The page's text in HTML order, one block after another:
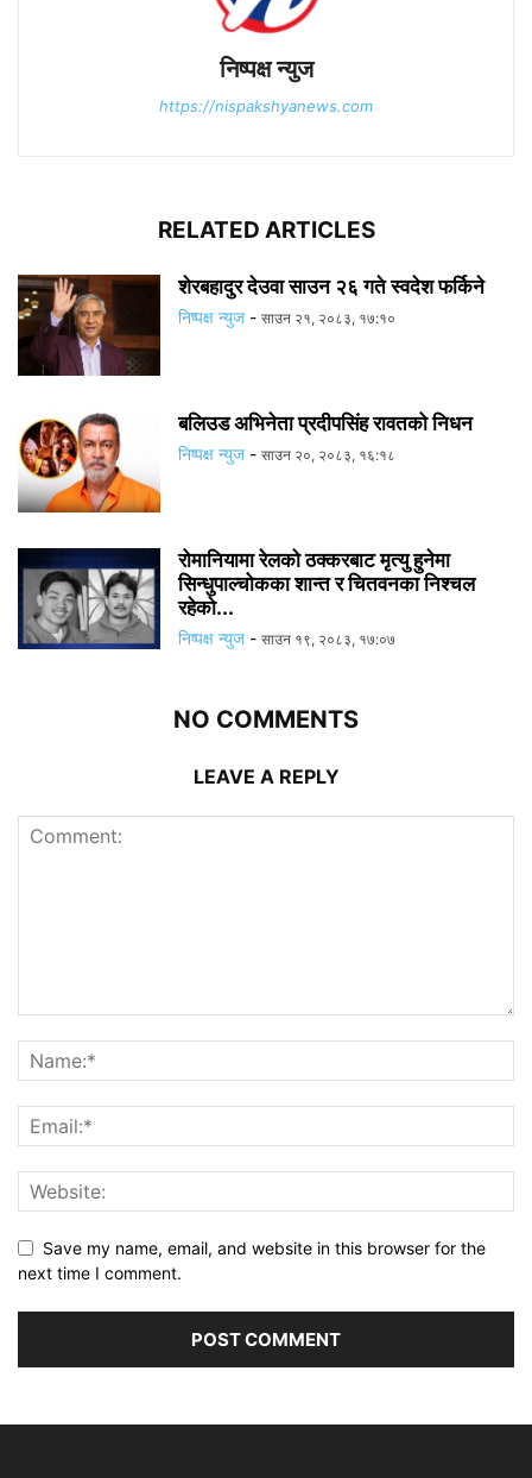
निष्पक्ष न्युज
https://nispakshyanews.com
RELATED ARTICLES
शेरबहादुर देउवा साउन २६ गते स्वदेश फर्किने
निष्पक्ष न्युज - साउन २१, २०८३, १७:१०
बलिउड अभिनेता प्रदीपसिंह रावतको निधन
निष्पक्ष न्युज - साउन २०, २०८३, १६:१८
रोमानियामा रेलको ठक्करबाट मृत्यु हुनेमा
सिन्धुपाल्चोकका शान्त र चितवनका निश्चल
रहेको...
निष्पक्ष न्युज - साउन १९, २०८३, १७:०७
NO COMMENTS
LEAVE A REPLY
Save my name, email, and website in this browser for the
next time I comment.